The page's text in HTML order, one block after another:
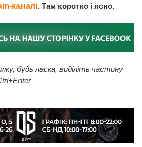
каналі. Там коротко і ясно.
будь ласка, виділіть частину